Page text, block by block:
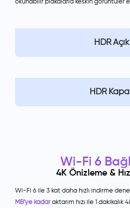
okunabilir plakalarla keskin görüntüler
HDR Açık
HDR
Wi-Fi 6
4K Önizleme &
Wi-Fi 6 ile 3 kat daha hızlı indirme
MB'ye kadaraktarım hızı ile 1